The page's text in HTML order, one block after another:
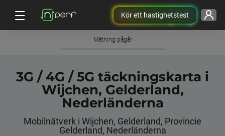
Kör ett hastighetstest
Mätning pågår
3G / 4G / 5G täckningskarta i
Wijchen, Gelderland,
Nederländerna
Mobilnätverk i Wijchen, Gelderland, Provincie
Gelderland, Nederländerna